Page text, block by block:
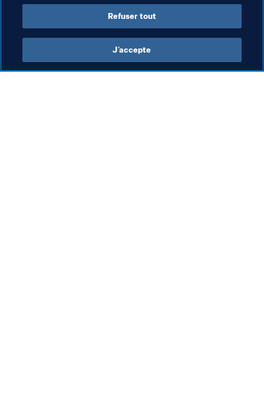
Refuser tout
J’accepte